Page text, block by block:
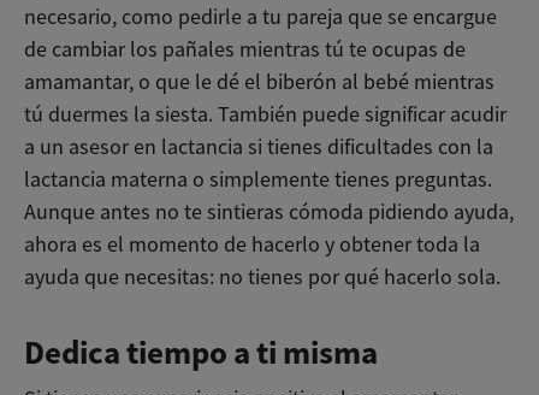
necesario, como pedirle a tu pareja que se encargue
de cambiar los pañales mientras tú te ocupas de
amamantar, o que le dé el biberón al bebé mientras
tú duermes la siesta. También puede significar acudir
a un asesor en lactancia si tienes dificultades con la
lactancia materna o simplemente tienes preguntas.
Aunque antes no te sintieras cómoda pidiendo ayuda,
ahora es el momento de hacerlo y obtener toda la
ayuda que necesitas: no tienes por qué hacerlo sola.
Dedica tiempo a ti misma